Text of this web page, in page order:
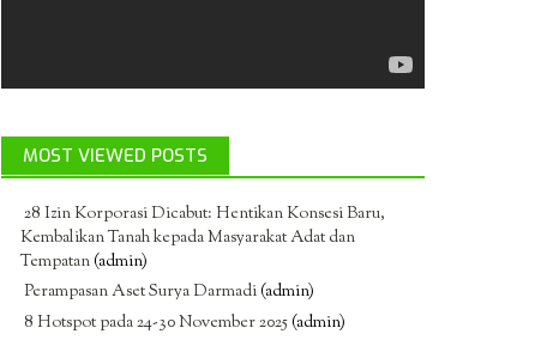
MOST VIEWED POSTS
28 Izin Korporasi Dicabut: Hentikan Konsesi Baru,
Kembalikan Tanah kepada Masyarakat Adat dan
Tempatan(admin)
Perampasan Aset Surya Darmadi(admin)
8 Hotspot pada 24-30 November 2025(admin)